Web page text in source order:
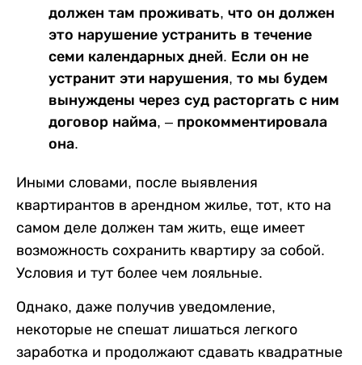
должен там проживать, что он должен
это нарушение устранить в течение
семи календарных дней. Если он не
устранит эти нарушения, то мы будем
вынуждены через суд расторгать с ним
договор найма, – прокомментировала
она.
Иными словами, после выявления
квартирантов в арендном жилье, тот, кто на
самом деле должен там жить, еще имеет
возможность сохранить квартиру за собой.
Условия и тут более чем лояльные.
Однако, даже получив уведомление,
некоторые не спешат лишаться легкого
заработка и продолжают сдавать квадратные